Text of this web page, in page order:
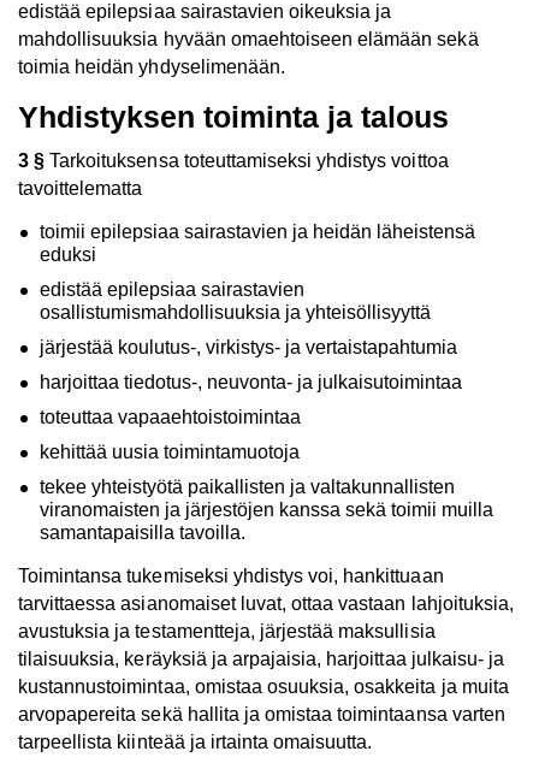
edistää epilepsiaa sairastavien oikeuksia ja
mahdollisuuksia hyvään omaehtoiseen elämään sekä
toimia heidän yhdyselimenään.
Yhdistyksen toiminta ja talous
3 §Tarkoituksensa toteuttamiseksi yhdistys voittoa
tavoittelematta
toimii epilepsiaa sairastavien ja heidän läheistensä
eduksi
edistää epilepsiaa sairastavien
osallistumismahdollisuuksia ja yhteisöllisyyttä
järjestää koulutus-, virkistys- ja vertaistapahtumia
harjoittaa tiedotus-, neuvonta- ja julkaisutoimintaa
toteuttaa vapaaehtoistoimintaa
kehittää uusia toimintamuotoja
tekee yhteistyötä paikallisten ja valtakunnallisten
viranomaisten ja järjestöjen kanssa sekä toimii muilla
samantapaisilla tavoilla.
Toimintansa tukemiseksi yhdistys voi, hankittuaan
tarvittaessa asianomaiset luvat, ottaa vastaan lahjoituksia,
avustuksia ja testamentteja, järjestää maksullisia
tilaisuuksia, keräyksiä ja arpajaisia, harjoittaa julkaisu- ja
kustannustoimintaa, omistaa osuuksia, osakkeita ja muita
arvopapereita sekä hallita ja omistaa toimintaansa varten
tarpeellista kiinteää ja irtainta omaisuutta.